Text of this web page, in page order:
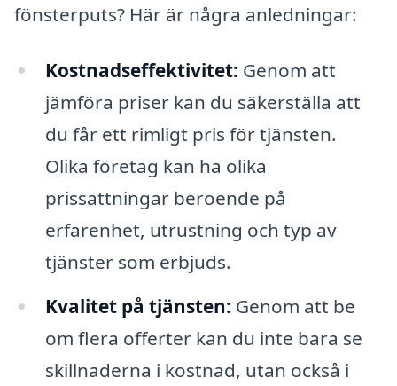
fönsterputs? Här är några anledningar:
Kostnadseffektivitet: Genom att
jämföra priser kan du säkerställa att
du får ett rimligt pris för tjänsten.
Olika företag kan ha olika
prissättningar beroende på
erfarenhet, utrustning och typ av
tjänster som erbjuds.
Kvalitet på tjänsten: Genom att be
om flera offerter kan du inte bara se
skillnaderna i kostnad, utan också i